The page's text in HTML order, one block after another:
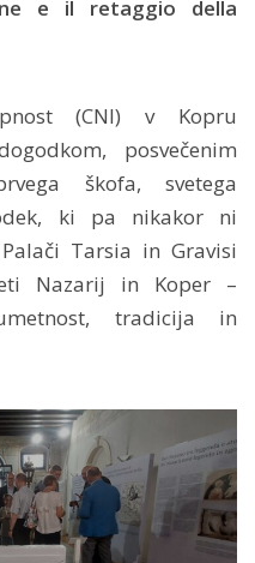
e il retaggio della
(CNI) v Kopru
posvečenim
škofa, svetega
ki pa nikakor ni
Tarsia in Gravisi
Nazarij in Koper –
tradicija in